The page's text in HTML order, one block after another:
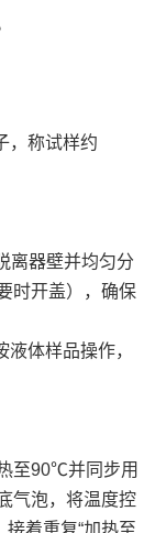
，称试样约
离器壁并均匀分
时开盖），确保
体样品操作，
至90℃并同步用
气泡，将温度控